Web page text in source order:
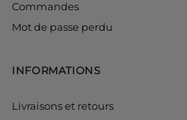
Commandes
Mot de passe perdu
INFORMATIONS
Livraisons et retours